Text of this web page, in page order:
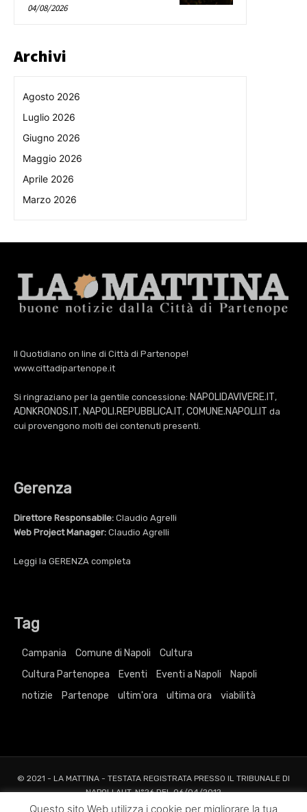
04/08/2026
Archivi
Agosto 2026
Luglio 2026
Giugno 2026
Maggio 2026
Aprile 2026
Marzo 2026
Il Quotidiano on line di Città di Partenope!
www.cittadipartenope.it
Si ringraziano per la gentile concessione: NAPOLIDAVIVERE.IT,
ADNKRONOS.IT, NAPOLI.REPUBBLICA.IT, COMUNE.NAPOLI.IT da
cui provengono molti dei contenuti presenti.
Gerenza
Direttore Responsabile: Claudio Agrelli
Web Project Manager: Claudio Agrelli
Leggi la GERENZA completa
Tag
Campania Comune di Napoli
Cultura
Cultura Partenopea
Eventi Eventi a Napoli
Napoli
notizie
Partenope ultim'ora ultima ora viabilità
© 2021 - LA MATTINA - TESTATA REGISTRATA PRESSO IL TRIBUNALE DI
NAPOLI AUT. N°26 DEL 06/04/2012
ALL RIGHTS RESERVED TO AGRELLI&BASTA SRL |Privacy|Cookie|
Questo sito Web utilizza i cookie per migliorare la tua